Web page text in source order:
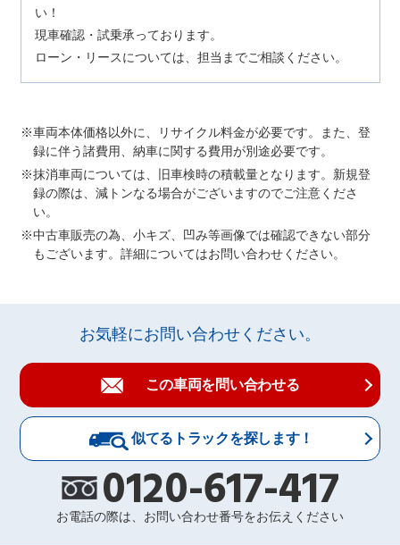
い！
現車確認・試乗承っております。
ローン・リースについては、担当までご相談ください。
車両本体価格以外に、リサイクル料金が必要です。また、登
録に伴う諸費用、納車に関する費用が別途必要です。
抹消車両については、旧車検時の積載量となります。新規登
録の際は、減トンなる場合がございますのでご注意くださ
い。
中古車販売の為、小キズ、凹み等画像では確認できない部分
もございます。詳細についてはお問い合わせください。
お気軽にお問い合わせください。
この車両を問い合わせる
似てるトラックを探します！
0120-617-417
お電話の際は、お問い合わせ番号をお伝えください